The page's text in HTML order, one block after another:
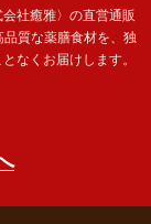
社癒雅〉の直営通販
質な薬膳食材を、独
なくお届けします。